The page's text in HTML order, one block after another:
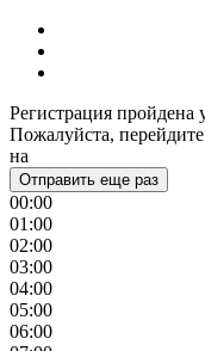
Регистрация пройдена
Пожалуйста,
на
Отправить еще раз
00:00
01:00
02:00
03:00
04:00
05:00
06:00